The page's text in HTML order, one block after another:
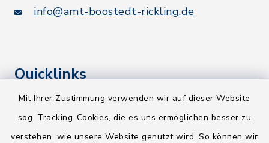
Mit Ihrer Zustimmung verwenden wir auf dieser Website
sog. Tracking-Cookies, die es uns ermöglichen besser zu
verstehen, wie unsere Website genutzt wird. So können wir
info@amt-boostedt-rickling.de
Quicklinks
Kreis Segeberg